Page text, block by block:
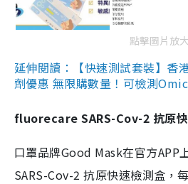
點擊圖片放大
延伸閱讀：【快速測試套裝】香
劑優惠 無限購數量！可檢測
fluorecare SARS-Cov-2 抗原
口罩品牌Good Mask在官方
SARS-Cov-2 抗原快速檢測盒，